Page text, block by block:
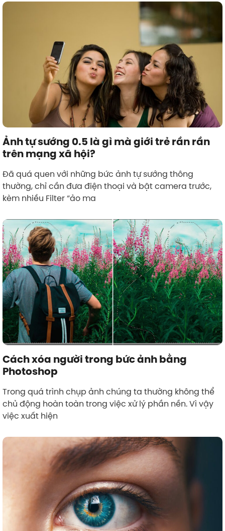
Ảnh tự sướng 0.5 là gì mà giới trẻ rần rần
trên mạng xã hội?
Đã quá quen với những bức ảnh tự sướng thông
thường, chỉ cần đưa điện thoại và bật camera trước,
kèm nhiều Filter “ảo ma
Cách xóa người trong bức ảnh bằng
Photoshop
Trong quá trình chụp ảnh chúng ta thường không thể
chủ động hoàn toàn trong việc xử lý phần nền. Vì vậy
việc xuất hiện